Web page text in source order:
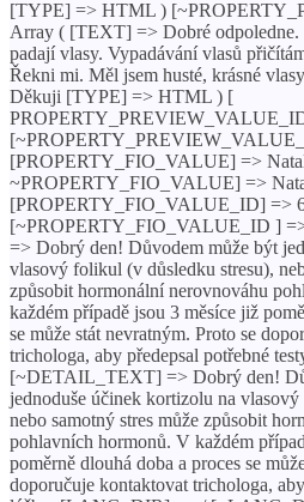
[TYPE] => HTML )
Array ( [TEXT] => Dobré odpoledne.
padají vlasy. Vypadávání vlasů
Řekni mi. Měl jsem husté, krásné
Děkuji [TYPE] => HTML ) [
[PROPERTY_FIO_VALUE] =>
~PROPERTY_FIO_VALUE] =>
[PROPERTY_FIO_VALUE_ID] =>
[~PROPERTY_FIO_VALUE_ID ]
=> Dobrý den! Důvodem může být
vlasový folikul (v důsledku stresu),
způsobit hormonální nerovnováhu
každém případě jsou 3 měsíce již
se může stát nevratným. Proto se
trichologa, aby předepsal potřebné
[~DETAIL_TEXT] => Dobrý den!
jednoduše účinek kortizolu na
nebo samotný stres může způsobit
pohlavních hormonů. V každém
poměrně dlouhá doba a proces se
doporučuje kontaktovat trichologa,